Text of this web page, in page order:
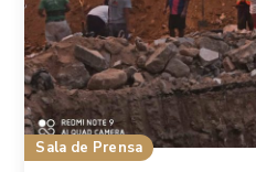
Sala de Prensa